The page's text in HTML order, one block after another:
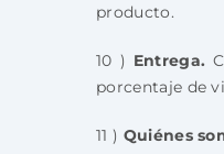
producto.
10 ) Entrega.
porcentaje de
11 ) Quiénes